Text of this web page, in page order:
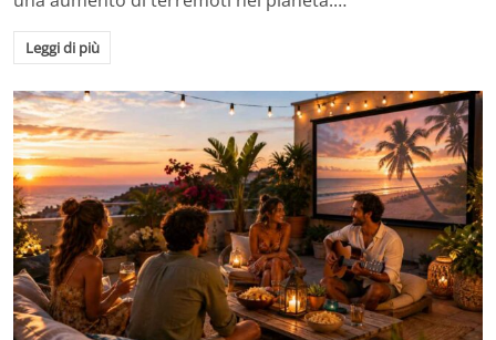
Leggi di più